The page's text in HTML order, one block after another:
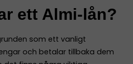
ett Almi-lån?
som ett vanligt
och betalar tillbaka dem